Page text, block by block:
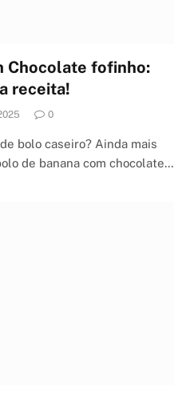
Chocolate fofinho:
receita!
0
bolo caseiro? Ainda mais
de banana com chocolate…